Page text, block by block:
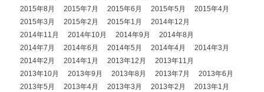
2015年8月
2015年7月 2015年6月 2015年5月
2015年4月
2015年3月
2015年2月 2015年1月
2014年12月
2014年11月
2014年10月 2014年9月
2014年8月
2014年7月
2014年6月 2014年5月 2014年4月
2014年3月
2014年2月
2014年1月 2013年12月
2013年11月
2013年10月
2013年9月 2013年8月 2013年7月
2013年6月
2013年5月
2013年4月 2013年3月 2013年2月
2013年1月